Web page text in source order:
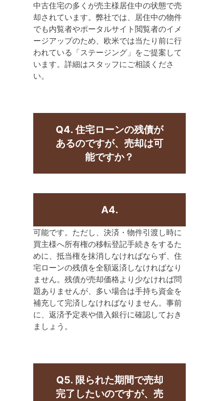
中古住宅の多くが売主様居住中の状態で売
却されています。弊社では、居住中の物件
でも内覧者やポータルサイト閲覧者のイメ
ージアップのため、欧米では当たり前に行
われている「ステージング」をご提案して
います。詳細はスタッフにご相談くださ
い。
Q4. 住宅ローンの残債が
あるのですが、売却は可
能ですか？
A4.
可能です。ただし、決済・物件引渡し時に
買主様へ所有権の移転登記手続きをするた
めに、抵当権を抹消しなければならず、住
宅ローンの残債を全額返済しなければなり
ません。残債が売却価格より少なければ問
題ありませんが、多い場合は手持ち資金を
補充して完済しなければなりません。事前
に、返済予定表や借入銀行に確認しておき
ましょう。
Q5. 限られた期間で売却
完了したいのですが、売